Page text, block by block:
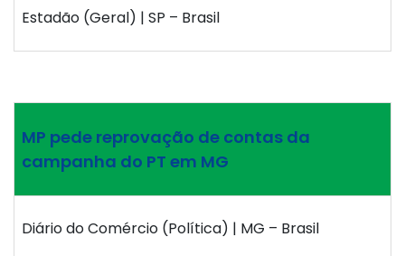
Estadão (Geral) | SP – Brasil
MP pede reprovação de contas da
campanha do PT em MG
Diário do Comércio (Política) | MG – Brasil